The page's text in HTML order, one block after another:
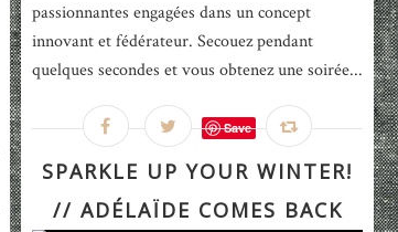
passionnantes engagées dans un concept
innovant et fédérateur. Secouez pendant
quelques secondes et vous obtenez une soirée...
Save
SPARKLE UP YOUR WINTER!
// ADÉLAÏDE COMES BACK